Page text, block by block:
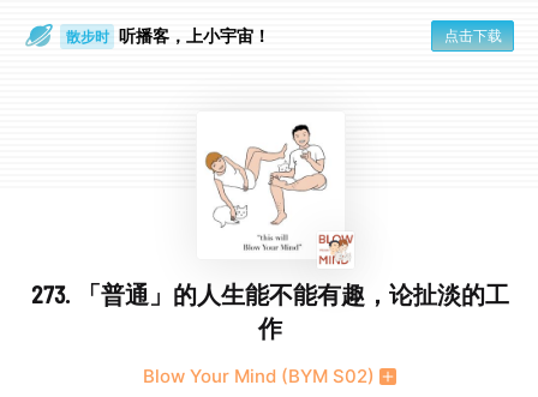
散步时 听播客，上小宇宙！ 点击下载
273. 「普通」的人生能不能有趣，论扯淡的工
作
Blow Your Mind (BYM S02)